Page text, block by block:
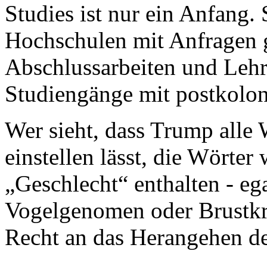
Studies ist nur ein Anfang.
Hochschulen mit Anfragen
Abschlussarbeiten und
Studiengänge mit
Wer sieht, dass Trump alle
einstellen lässt, die
„Geschlecht“ enthalten -
Vogelgenomen oder
Recht an das Herangehen